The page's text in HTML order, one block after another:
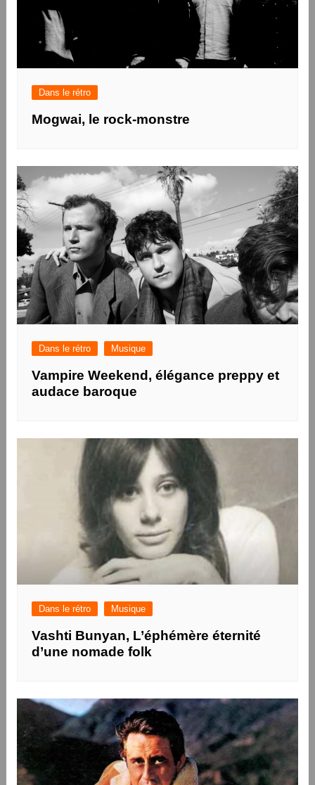
Dans le rétro
Mogwai, le rock-monstre
Dans le rétro Musique
Vampire Weekend, élégance preppy et
audace baroque
Dans le rétro Musique
Vashti Bunyan, L’éphémère éternité
d’une nomade folk